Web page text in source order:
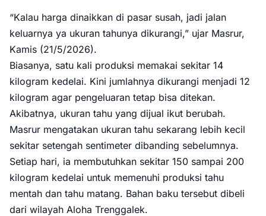
“Kalau harga dinaikkan di pasar susah, jadi jalan
keluarnya ya ukuran tahunya dikurangi,” ujar Masrur,
Kamis (21/5/2026).
Biasanya, satu kali produksi memakai sekitar 14
kilogram kedelai. Kini jumlahnya dikurangi menjadi 12
kilogram agar pengeluaran tetap bisa ditekan.
Akibatnya, ukuran tahu yang dijual ikut berubah.
Masrur mengatakan ukuran tahu sekarang lebih kecil
sekitar setengah sentimeter dibanding sebelumnya.
Setiap hari, ia membutuhkan sekitar 150 sampai 200
kilogram kedelai untuk memenuhi produksi tahu
mentah dan tahu matang. Bahan baku tersebut dibeli
dari wilayah Aloha Trenggalek.